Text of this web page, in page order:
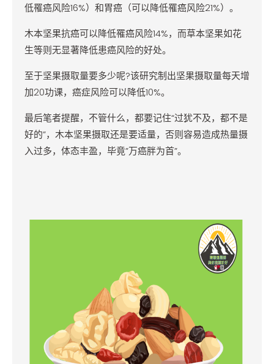
低罹癌风险16%）和胃癌（可以降低罹癌风险21%）。
木本坚果抗癌可以降低罹癌风险14%，而草本坚果如花
生等则无显著降低患癌风险的好处。
至于坚果摄取量要多少呢?该研究制出坚果摄取量每天增
加20功课，癌症风险可以降低10%。
最后笔者提醒，不管什么，都要记住“过犹不及，都不是
好的”，木本坚果摄取还是要适量，否则容易造成热量摄
入过多，体态丰盈，毕竟”万癌胖为首”。